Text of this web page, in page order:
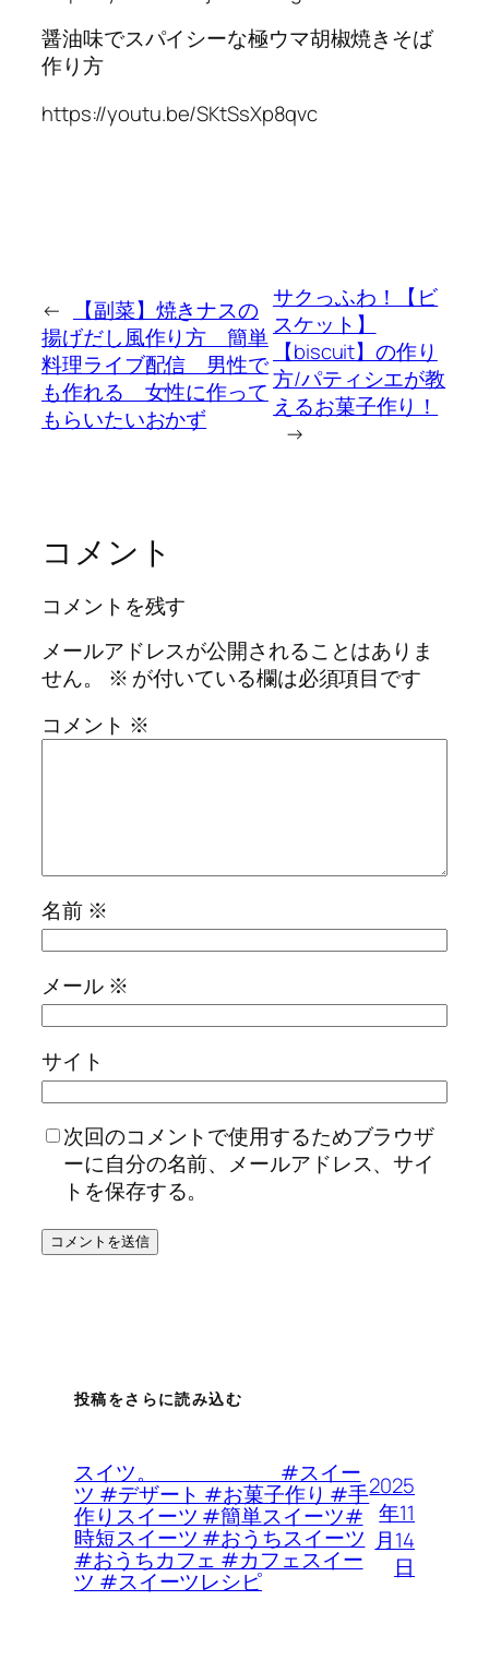
醤油味でスパイシーな極ウマ胡椒焼きそば
作り方
https://youtu.be/SKtSsXp8qvc
←
【副菜】焼きナスの
揚げだし風作り方 簡単
料理ライブ配信 男性で
も作れる 女性に作って
もらいたいおかず
サクっふわ！【ビ
スケット】
【biscuit】の作り
方/パティシエが教
えるお菓子作り！
→
コメント
コメントを残す
メールアドレスが公開されることはありま
せん。
※ が付いている欄は必須項目です
コメント ※
名前 ※
メール ※
サイト
次回のコメントで使用するためブラウザ
ーに自分の名前、メールアドレス、サイ
トを保存する。
投稿をさらに読み込む
スイツ。 #スイー
ツ #デザート #お菓子作り #手
作りスイーツ #簡単スイーツ#
時短スイーツ #おうちスイーツ
#おうちカフェ #カフェスイー
ツ #スイーツレシピ
2025
年11
月14
日